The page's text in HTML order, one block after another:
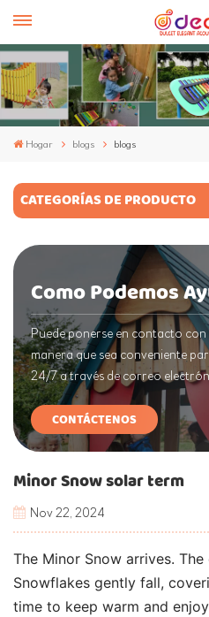
Hogar blogs blogs
CATEGORÍAS DE PRODUCTO
Como Podemos
Puede ponerse en contacto
manera que sea conveniente
24/7 a través de correo
CONTÁCTENOS
Minor Snow solar term
Nov 22, 2024
The Minor Snow arrives.
Snowflakes gently fall,
time to keep warm and